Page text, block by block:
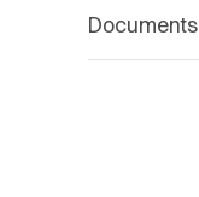
Documents